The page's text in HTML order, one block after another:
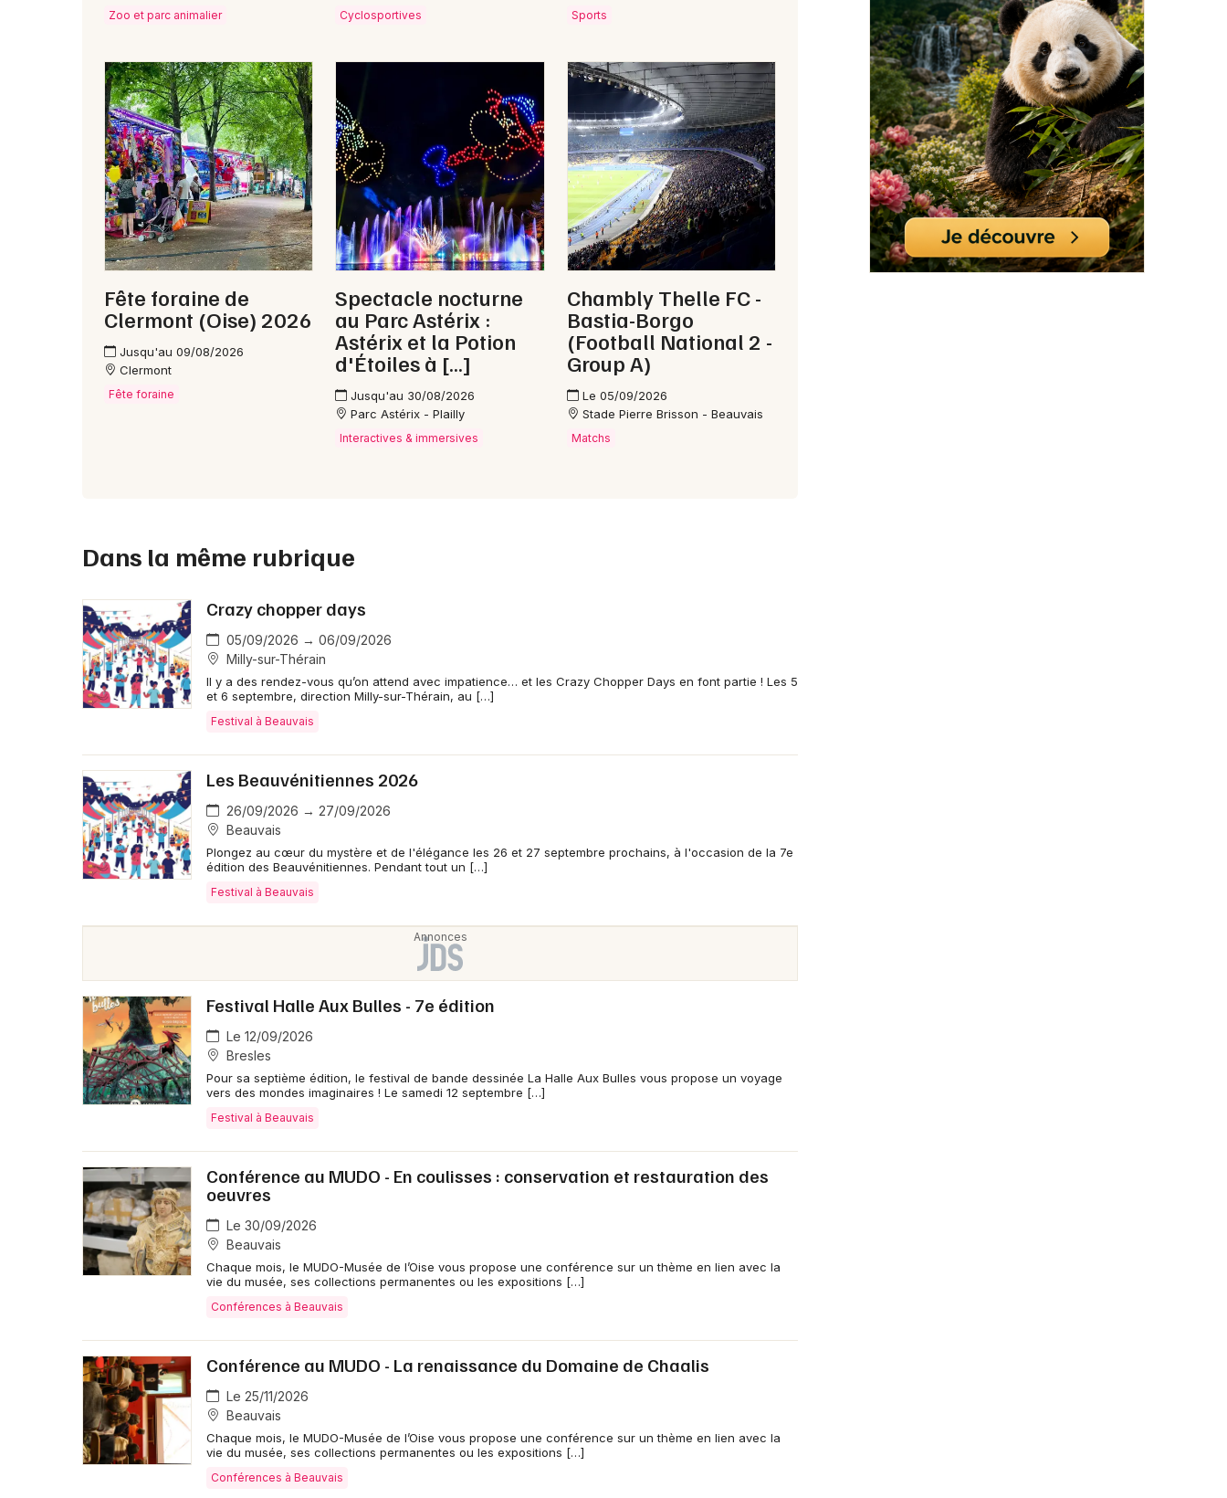
Zoo et parc animalier Cyclosportives Sports
Fête foraine de
Clermont (Oise) 2026
Jusqu'au 09/08/2026
Clermont
Fête foraine
Spectacle nocturne
au Parc Astérix :
Astérix et la Potion
d'Étoiles à […]
Jusqu'au 30/08/2026
Parc Astérix - Plailly
Interactives & immersives
Chambly Thelle FC -
Bastia-Borgo
(Football National 2 -
Group A)
Le 05/09/2026
Stade Pierre Brisson - Beauvais
Matchs
Dans la même rubrique
Crazy chopper days
05/09/2026 → 06/09/2026
Milly-sur-Thérain
Il y a des rendez-vous qu’on attend avec impatience… et les Crazy Chopper Days en font partie ! Les 5
et 6 septembre, direction Milly-sur-Thérain, au […]
Festival à Beauvais
Les Beauvénitiennes 2026
26/09/2026 → 27/09/2026
Beauvais
Plongez au cœur du mystère et de l'élégance les 26 et 27 septembre prochains, à l'occasion de la 7e
édition des Beauvénitiennes. Pendant tout un […]
Festival à Beauvais
Festival Halle Aux Bulles - 7e édition
Le 12/09/2026
Bresles
Pour sa septième édition, le festival de bande dessinée La Halle Aux Bulles vous propose un voyage
vers des mondes imaginaires ! Le samedi 12 septembre […]
Festival à Beauvais
Conférence au MUDO - En coulisses : conservation et restauration des
oeuvres
Le 30/09/2026
Beauvais
Chaque mois, le MUDO-Musée de l’Oise vous propose une conférence sur un thème en lien avec la
vie du musée, ses collections permanentes ou les expositions […]
Conférences à Beauvais
Conférence au MUDO - La renaissance du Domaine de Chaalis
Le 25/11/2026
Beauvais
Chaque mois, le MUDO-Musée de l’Oise vous propose une conférence sur un thème en lien avec la
vie du musée, ses collections permanentes ou les expositions […]
Conférences à Beauvais